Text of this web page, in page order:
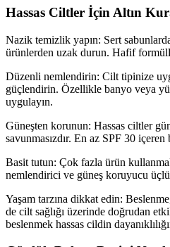
Hassas Ciltler İçin Altın
Nazik temizlik yapın: Sert
ürünlerden uzak durun. Hafif
Düzenli nemlendirin: Cilt tipinize
güçlendirin. Özellikle banyo veya
uygulayın.
Güneşten korunun: Hassas ciltler
savunmasızdır. En az SPF 30
Basit tutun: Çok fazla ürün
nemlendirici ve güneş koruyucu
Yaşam tarzına dikkat edin:
de cilt sağlığı üzerinde doğrudan
beslenmek hassas cildin